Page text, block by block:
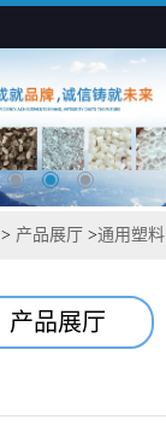
> 产品展厅 >通用塑料
产品展厅